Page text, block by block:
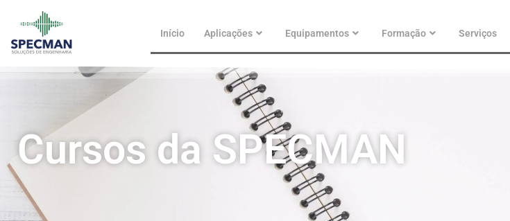
content
Início Aplicações Equipamentos Formação Serviços
Cursos da SPECMAN